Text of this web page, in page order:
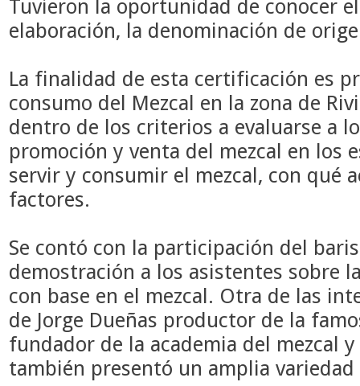
Tuvieron la oportunidad de conocer
elaboración, la denominación de
La finalidad de esta certificación es
consumo del Mezcal en la zona de
dentro de los criterios a evaluarse a
promoción y venta del mezcal en los
servir y consumir el mezcal, con qué
factores.
Se contó con la participación del
demostración a los asistentes sobre
con base en el mezcal. Otra de las
de Jorge Dueñas productor de la
fundador de la academia del mezcal
también presentó un amplia